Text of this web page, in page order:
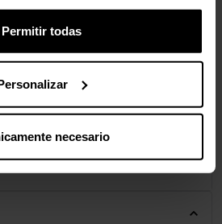
Permitir todas
necesario
de todas las tiendas de Pro Gamers